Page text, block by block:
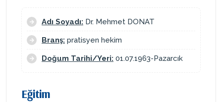
Adı Soyadı: Dr. Mehmet DONAT
Branş: pratisyen hekim
Doğum Tarihi/Yeri: 01.07.1963-Pazarcık
Eğitim